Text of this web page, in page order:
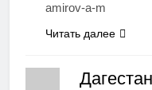
amirov-a-m
Читать далее